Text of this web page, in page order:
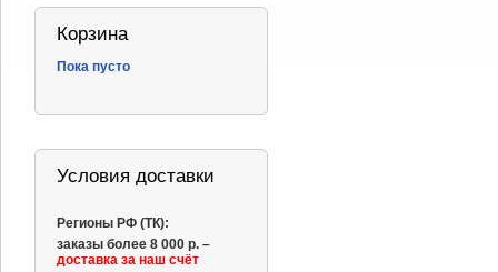
Корзина
Пока пусто
Условия доставки
Регионы РФ (ТК):
заказы более 8 000 р. –
доставка за наш счёт